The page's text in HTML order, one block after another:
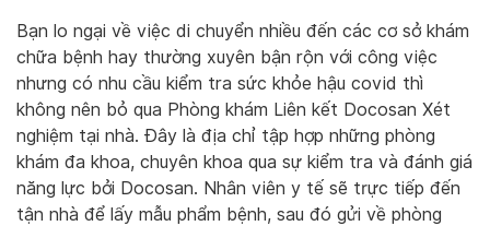
Bạn lo ngại về việc di chuyển nhiều đến các cơ sở khám
chữa bệnh hay thường xuyên bận rộn với công việc
nhưng có nhu cầu kiểm tra sức khỏe hậu covid thì
không nên bỏ qua Phòng khám Liên kết Docosan Xét
nghiệm tại nhà. Đây là địa chỉ tập hợp những phòng
khám đa khoa, chuyên khoa qua sự kiểm tra và đánh giá
năng lực bởi Docosan. Nhân viên y tế sẽ trực tiếp đến
tận nhà để lấy mẫu phẩm bệnh, sau đó gửi về phòng